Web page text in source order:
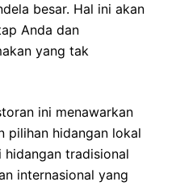
besar. Hal ini akan
Anda dan
yang tak
ini menawarkan
pilihan hidangan lokal
hidangan tradisional
internasional yang